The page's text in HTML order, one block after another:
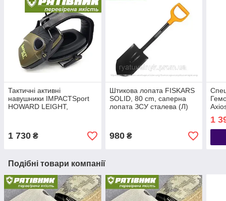
Тактичні активні
навушники IMPACTSport
HOWARD LEIGHT,
1 730 ₴
Штикова лопата FISKARS
SOLID, 80 cm, саперна
лопата ЗСУ сталева (Л)
980₴
1
Подібні товари компанії